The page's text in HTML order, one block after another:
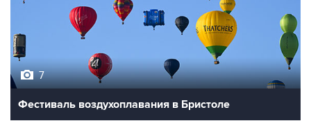
7
Фестиваль воздухоплавания в Бристоле